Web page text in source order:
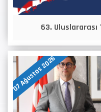
63. Uluslararası
07 Ağustos 2026